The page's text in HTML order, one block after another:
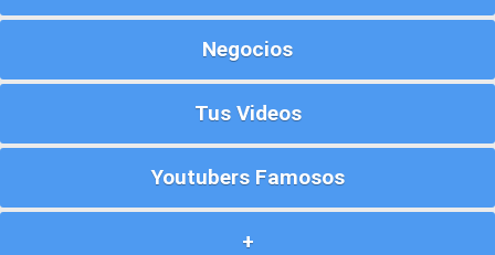
Negocios
Tus Videos
Youtubers Famosos
+